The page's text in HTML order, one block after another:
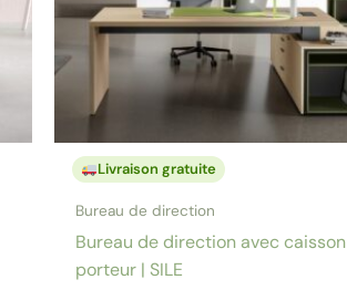
Livraison gratuite
Bureau de direction
Bureau de direction avec caisson
porteur | SILE